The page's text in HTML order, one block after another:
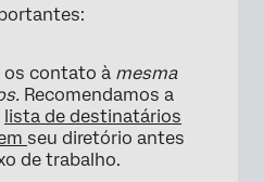
contato à mesma
Recomendamos a
lista de destinatários
seu diretório antes
de trabalho.